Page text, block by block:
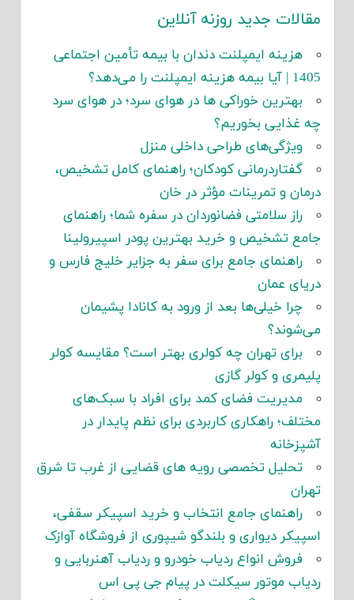
مقالات جدید روزنه آنلاین
هزینه ایمپلنت دندان با بیمه تأمین اجتماعی
1405 | آیا بیمه هزینه ایمپلنت را می‌دهد؟
بهترین خوراکی ها در هوای سرد؛ در هوای سرد
چه غذایی بخوریم؟
ویژگی‌های طراحی داخلی منزل
گفتاردرمانی کودکان؛ راهنمای کامل تشخیص،
درمان و تمرینات مؤثر در خان
راز سلامتی فضانوردان در سفره شما؛ راهنمای
جامع تشخیص و خرید بهترین پودر اسپیرولینا
راهنمای جامع برای سفر به جزایر خلیج فارس و
دریای عمان
چرا خیلی‌ها بعد از ورود به کانادا پشیمان
می‌شوند؟
برای تهران چه کولری بهتر است؟ مقایسه کولر
پلیمری و کولر گازی
مدیریت فضای کمد برای افراد با سبک‌های
مختلف؛ راهکاری کاربردی برای نظم پایدار در
آشپزخانه
تحلیل تخصصی رویه های قضایی از غرب تا شرق
تهران
راهنمای جامع انتخاب و خرید اسپیکر سقفی،
اسپیکر دیواری و بلندگو شیپوری از فروشگاه آوازک
فروش انواع ردیاب خودرو و ردیاب آهنربایی و
ردیاب موتور سیکلت در پیام جی پی اس